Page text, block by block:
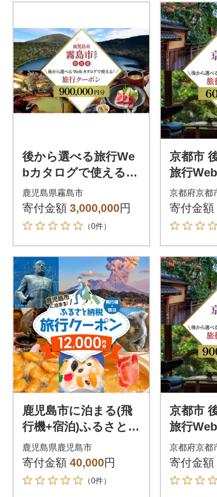
後から選べる旅行We
bカタログで使える!
旅行クーポン(900,000
円分)【JTA】K-600-E
鹿児島県霧島市
寄付金額 3,000,000円
（0件）
京都市
旅行
使える!
(60,000
京都府京都
寄付金額
鹿児島市に泊まる(飛
行機+宿泊)ふるさと納
税旅行クーポン【12,0
00円分】 K349-001_
12
鹿児島県鹿児島市
寄付金額 40,000円
（0件）
京都市
旅行
使える!
京都府京都
寄付金額